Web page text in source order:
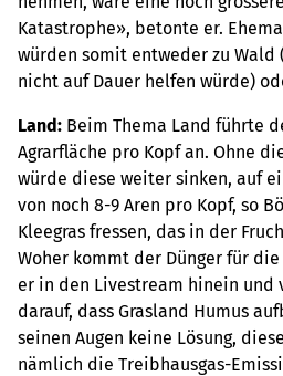
Katastrophe», betonte er.
würden somit entweder zu Wald
nicht auf Dauer helfen würde)
Land: Beim Thema Land führte
Agrarfläche pro Kopf an. Ohne
würde diese weiter sinken, auf
von noch 8-9 Aren pro Kopf, so
Kleegras fressen, das in der
Woher kommt der Dünger für
er in den Livestream hinein und
darauf, dass Grasland Humus
seinen Augen keine Lösung,
nämlich die Treibhausgas-